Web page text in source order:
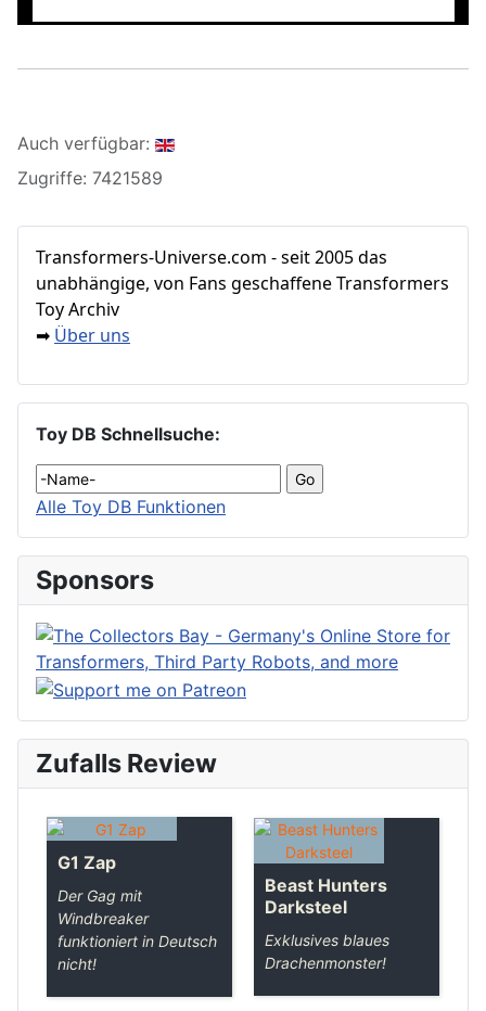
Auch verfügbar:
Zugriffe: 7421589
Transformers‑Universe.com - seit 2005 das
unabhängige, von Fans geschaffene Transformers
Toy Archiv
➡ Über uns
Toy DB Schnellsuche:
Alle Toy DB Funktionen
Sponsors
Zufalls Review
G1 Zap
Der Gag mit
Windbreaker
funktioniert in Deutsch
nicht!
Beast Hunters
Darksteel
Exklusives blaues
Drachenmonster!